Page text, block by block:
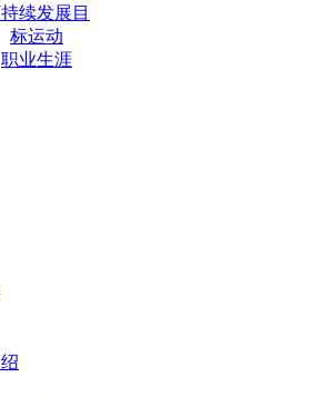
续发展目
标运动
职业生涯